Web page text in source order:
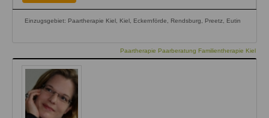
Einzugsgebiet: Paartherapie Kiel, Kiel, Eckernförde, Rendsburg, Preetz, Eutin
Paartherapie Paarberatung Familientherapie Kiel